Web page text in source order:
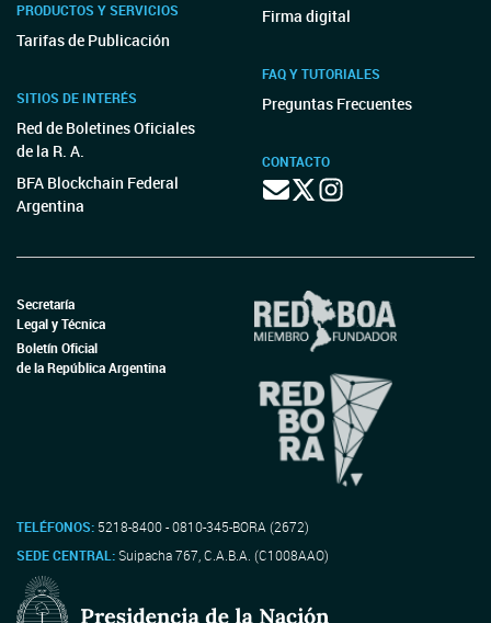
PRODUCTOS Y SERVICIOS
Tarifas de Publicación
SITIOS DE INTERÉS
Red de Boletines Oficiales
de la R. A.
BFA Blockchain Federal
Argentina
Firma digital
FAQ Y TUTORIALES
Preguntas Frecuentes
CONTACTO
Secretaría
Legal y Técnica
Boletín Oficial
de la República Argentina
TELÉFONOS: 5218-8400 - 0810-345-BORA (2672)
SEDE CENTRAL:Suipacha 767, C.A.B.A. (C1008AAO)